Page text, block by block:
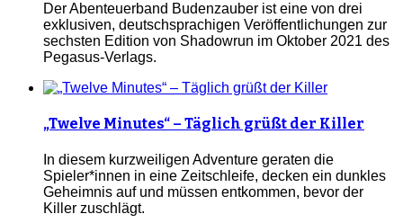
Der Abenteuerband Budenzauber ist eine von drei
exklusiven, deutschsprachigen Veröffentlichungen zur
sechsten Edition von Shadowrun im Oktober 2021 des
Pegasus-Verlags.
„Twelve Minutes“ – Täglich grüßt der Killer
In diesem kurzweiligen Adventure geraten die
Spieler*innen in eine Zeitschleife, decken ein dunkles
Geheimnis auf und müssen entkommen, bevor der
Killer zuschlägt.